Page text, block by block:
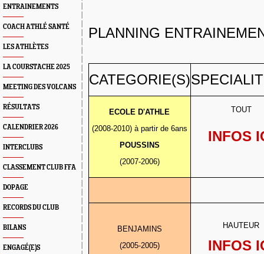
ENTRAINEMENTS
COACH ATHLÉ SANTÉ
LES ATHLÈTES
LA COURSTACHE 2025
MEETING DES VOLCANS
RÉSULTATS
CALENDRIER 2026
INTERCLUBS
CLASSEMENT CLUB FFA
DOPAGE
RECORDS DU CLUB
BILANS
ENGAGÉ(E)S
PLANNING
CATEGORIE(S)
ECOLE D'ATHLE
(2008-2010) à partir de 6ans
POUSSINS
(2007-2006)
TOUT
INFOS
BENJAMINS
(2005-2005)
HAUTEUR
INFOS